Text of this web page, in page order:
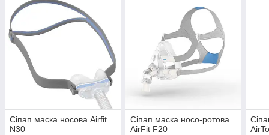
Сіпап маска носова Airfit
N30
Сіпап маска носо-ротова
AirFit F20